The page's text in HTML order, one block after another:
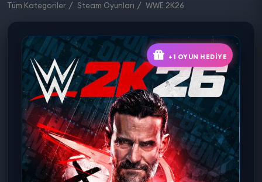
Tüm Kategoriler Steam Oyunları WWE 2K26
+1 OYUN HEDIYE